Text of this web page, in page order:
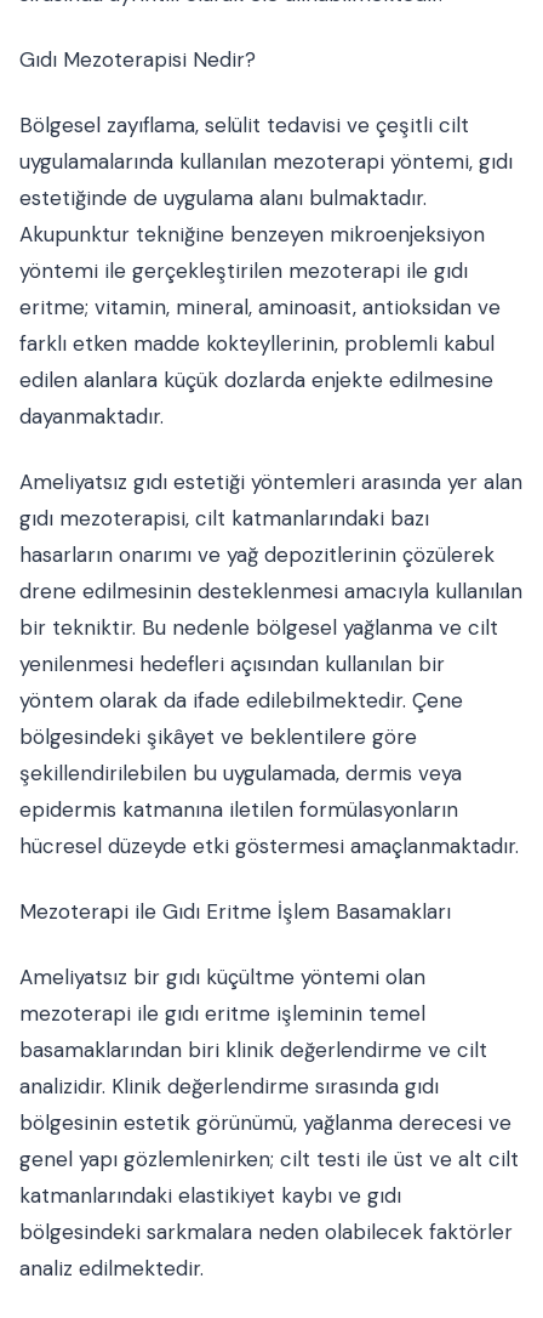
Gıdı Mezoterapisi Nedir?
Bölgesel zayıflama, selülit tedavisi ve çeşitli cilt
uygulamalarında kullanılan mezoterapi yöntemi, gıdı
estetiğinde de uygulama alanı bulmaktadır.
Akupunktur tekniğine benzeyen mikroenjeksiyon
yöntemi ile gerçekleştirilen mezoterapi ile gıdı
eritme; vitamin, mineral, aminoasit, antioksidan ve
farklı etken madde kokteyllerinin, problemli kabul
edilen alanlara küçük dozlarda enjekte edilmesine
dayanmaktadır.
Ameliyatsız gıdı estetiği yöntemleri arasında yer alan
gıdı mezoterapisi, cilt katmanlarındaki bazı
hasarların onarımı ve yağ depozitlerinin çözülerek
drene edilmesinin desteklenmesi amacıyla kullanılan
bir tekniktir. Bu nedenle bölgesel yağlanma ve cilt
yenilenmesi hedefleri açısından kullanılan bir
yöntem olarak da ifade edilebilmektedir. Çene
bölgesindeki şikâyet ve beklentilere göre
şekillendirilebilen bu uygulamada, dermis veya
epidermis katmanına iletilen formülasyonların
hücresel düzeyde etki göstermesi amaçlanmaktadır.
Mezoterapi ile Gıdı Eritme İşlem Basamakları
Ameliyatsız bir gıdı küçültme yöntemi olan
mezoterapi ile gıdı eritme işleminin temel
basamaklarından biri klinik değerlendirme ve cilt
analizidir. Klinik değerlendirme sırasında gıdı
bölgesinin estetik görünümü, yağlanma derecesi ve
genel yapı gözlemlenirken; cilt testi ile üst ve alt cilt
katmanlarındaki elastikiyet kaybı ve gıdı
bölgesindeki sarkmalara neden olabilecek faktörler
analiz edilmektedir.